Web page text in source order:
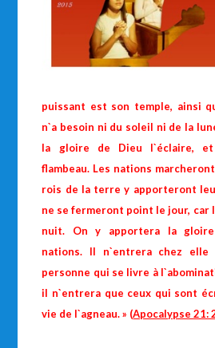
puissant est son temple, ainsi
n`a besoin ni du soleil ni de la
la gloire de Dieu l`éclaire,
flambeau. Les nations
rois de la terre y apporteront
ne se fermeront point le jour, car
nuit. On y apportera la
nations. Il n`entrera chez
personne qui se livre à
il n`entrera que ceux qui sont
vie de l`agneau. » (Apocalypse 21: